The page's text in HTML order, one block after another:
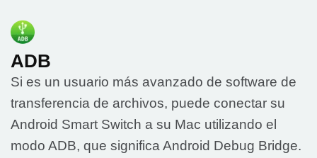
ADB
Si es un usuario más avanzado de software de
transferencia de archivos, puede conectar su
Android Smart Switch a su Mac utilizando el
modo ADB, que significa Android Debug Bridge.